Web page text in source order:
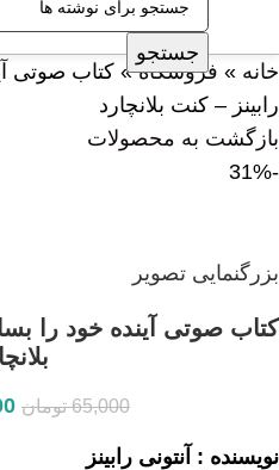
جستجو
خانه » فروشگاه» کتاب صوتی
رابینز – کنت بلانچارد
بازگشت به محصولات
-31%
بزرگنمایی تصویر
کتاب صوتی آینده خود را
65,000 تومان
نویسنده : آنتونی رابینز